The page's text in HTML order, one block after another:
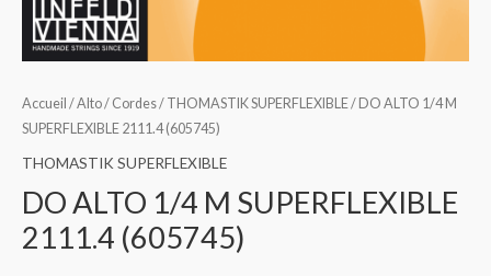
Accueil /Alto/ Cordes/ THOMASTIK SUPERFLEXIBLE/ DO ALTO 1/4 M
SUPERFLEXIBLE 2111.4 (605745)
THOMASTIK SUPERFLEXIBLE
DO ALTO 1/4 M SUPERFLEXIBLE
2111.4 (605745)